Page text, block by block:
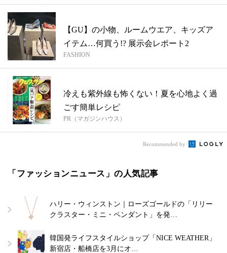
【GU】の小物、ルームウエア、キッズア
イテム…何買う!? 展示会レポート2
FASHION
冷えも紫外線も怖くない！夏を心地よく過
ごす簡単レシピ
PR（マガジンハウス）
Recommended by
「ファッションニュース」の人気記事
ハリー・ウィンストン｜ローズゴールドの「リリー
クラスター・ミニ・ペンダント」を発…
韓国発ライフスタイルショップ「NICE WEATHER」
新宿店・船橋店を3月にオ…